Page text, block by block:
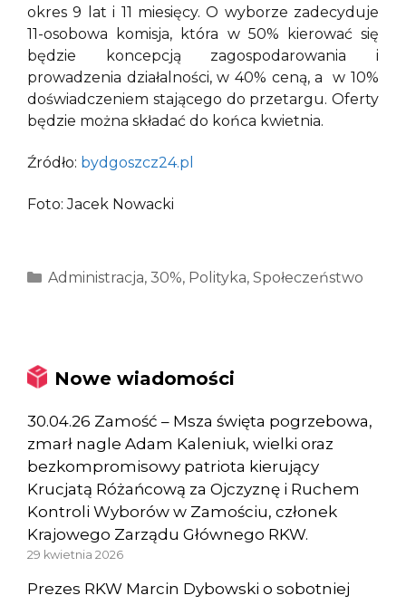
okres 9 lat i 11 miesięcy. O wyborze zadecyduje
11-osobowa komisja, która w 50% kierować się
będzie koncepcją zagospodarowania i
prowadzenia działalności, w 40% ceną, a w 10%
doświadczeniem stającego do przetargu. Oferty
będzie można składać do końca kwietnia.
Źródło: bydgoszcz24.pl
Foto: Jacek Nowacki
Kategorie
Administracja, 30%, Polityka, Społeczeństwo
Nowe wiadomości
30.04.26 Zamość – Msza święta pogrzebowa,
zmarł nagle Adam Kaleniuk, wielki oraz
bezkompromisowy patriota kierujący
Krucjatą Różańcową za Ojczyznę i Ruchem
Kontroli Wyborów w Zamościu, członek
Krajowego Zarządu Głównego RKW.
29 kwietnia 2026
Prezes RKW Marcin Dybowski o sobotniej